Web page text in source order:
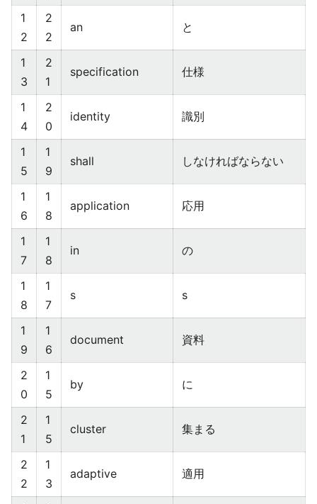
1
2
2
2
an と
1
3
2
1
specification 仕様
1
4
2
0
identity 識別
1
5
1
9
shall しなければならない
1
6
1
8
application 応用
1
7
1
8
in の
1
8
1
7
s s
1
9
1
6
document 資料
2
0
1
5
by に
2
1
1
5
cluster 集まる
2
2
1
3
adaptive 適用